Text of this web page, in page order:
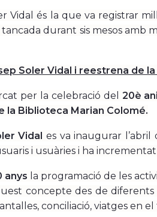
Vidal és la que va registrar
durant sis mesos
Soler Vidal i reestrena de
per la celebració del 20è
la Biblioteca Marian Colomé.
Vidal es va inaugurar l’abril
i usuàries i ha
anys la programació de les
concepte des de
conciliació, viatges en